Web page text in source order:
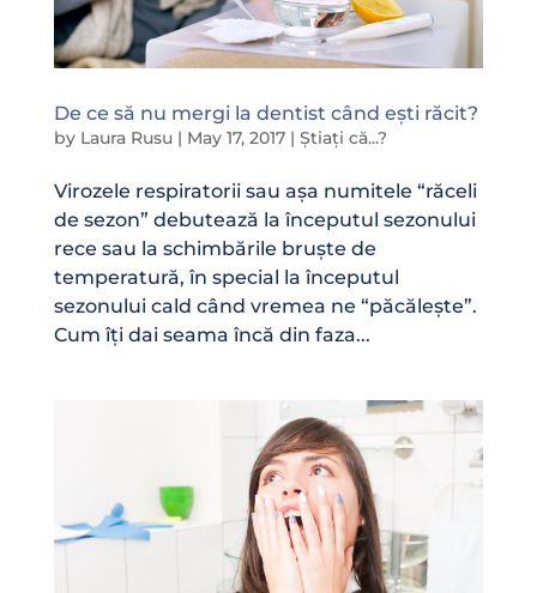
De ce să nu mergi la dentist când ești răcit?
by Laura Rusu| May 17, 2017| Știați că...?
Virozele respiratorii sau așa numitele “răceli
de sezon” debutează la începutul sezonului
rece sau la schimbările bruște de
temperatură, în special la începutul
sezonului cald când vremea ne “păcălește”.
Cum îți dai seama încă din faza...